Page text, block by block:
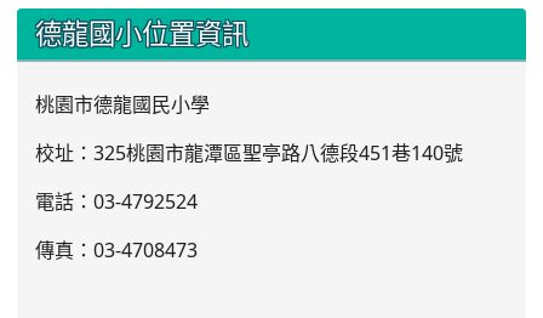
::: 德龍國小位置資訊
桃園市德龍國民小學
校址：325桃園市龍潭區聖亭路八德段451巷140號
電話：03-4792524
傳真：03-4708473